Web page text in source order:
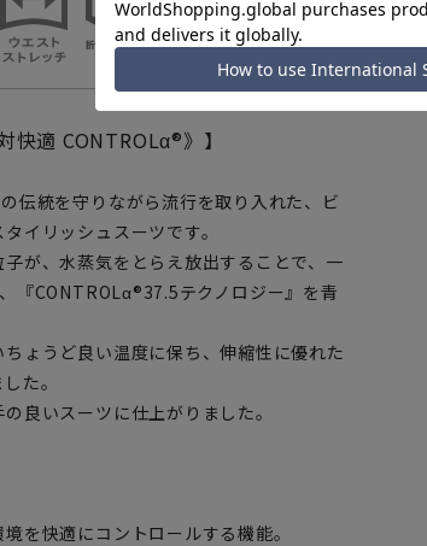
快適 CONTROLα®》】
伝統を守りながら流行を取り入れた、ビ
イリッシュスーツです。
が、水蒸気をとらえ放出することで、一
『CONTROLα®37.5テクノロジー』を青
ょうど良い温度に保ち、伸縮性に優れた
た。
良いスーツに仕上がりました。
を快適にコントロールする機能。